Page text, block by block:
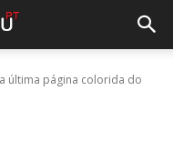
última página colorida do